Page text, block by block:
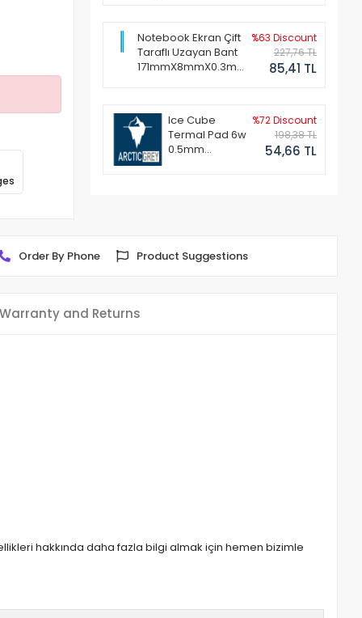
Notebook Ekran Çift
Taraflı Uzayan Bant
171mmX8mmX0.3mm
%63 Discount
227,76 TL
85,41 TL
Ice Cube
Termal Pad 6w
0.5mm
%72 Discount
198,38 TL
54,66 TL
Order By Phone Product Suggestions
Warranty and Returns
hakkında daha fazla bilgi almak için hemen bizimle